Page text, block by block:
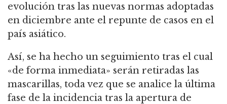
evolución tras las nuevas normas adoptadas
en diciembre ante el repunte de casos en el
país asiático.
Así, se ha hecho un seguimiento tras el cual
«de forma inmediata» serán retiradas las
mascarillas, toda vez que se analice la última
fase de la incidencia tras la apertura de